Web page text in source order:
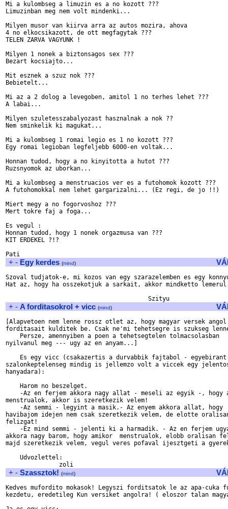
Mi a kulombseg a limuzin es a no kozott ???
Limuzinban meg nem volt mindenki...
Milyen musor van kiirva arra az autos mozira, ahova
4 no elkocsikazott, de ott megfagytak ???
TELEN ZARVA VAGYUNK !
Milyen 1 nonek a biztonsagos sex ???
Bezart kocsiajto...
Mit esznek a szuz nok ???
Bebietelt...
Mi az a 2 dolog a levegoben, amitol 1 no terhes lehet ???
A labai...
Milyen szuletesszabalyozast hasznalnak a nok ??
Nem sminkelik ki magukat...
Mi a kulombseg 1 romai legio es 1 no kozott ???
Egy romai legioban legfeljebb 6000-en voltak...
Honnan tudod, hogy a no kinyitotta a hutot ???
Ruzsnyomok az uborkan...
Mi a kulombseg a menstruacios ver es a futohomok kozott ???
A futohomokkal nem lehet gargarizalni... (Ez regi, de jo !!)
Miert megy a no fogorvoshoz ???
Mert tokre faj a foga...
Es vegul :
Honnan tudod, hogy 1 nonek orgazmusa van ???
KIT ERDEKEL ?!?
+ - Egy kerdes (mind)
Szoval tudjatok-e, mi kozos van egy szarazelemben es egy
Hat az, hogy ha osszekotjuk a sarkait, akkor mindketto
+ - A forditasokrol + vicc (mind)
[Alapvetoen nem lenne rossz otlet az, hogy magyar versek
forditasait kulditek be. Csak ne'mi tehetsegre is szukseg
    Persze, amennyiben a poen a tehetsegtelen tolmacsolasban
nyilvanul meg --- ugy az en anyam...]
Es egy vicc (csakazertis a durvabbik fajtabol -
szalonkeptelenseg mindig is jellemzo volt a viccek egy
hanyadara):
    Harom no beszelget.
-Az en ferjem akkora nagy allat - meseli az egyik -, hogy
menstrualok, akkor is szeretkezik velem!
    -Az semmi - legyint a masik.- Az enyem akkora allat, hogy
havibajom idejen nem csak szeretkezik velem, de elotte
felizgat!
-Ez mind semmi - jelenti ki a harmadik. - Az en ferjem
akkora nagy barom, hogy amikor  menstrualok, elobb oralisan
majd szeretkezik velem, vegul veres pofaval ijesztgeti a
    Udvozlettel:
+ - Szassztok! (mind)
Kedves mufordito mokasok! Legyszi forditsatok le az apa-cuka
kezdetu, eredetileg Kun versiket angolra! ( eloszor talan